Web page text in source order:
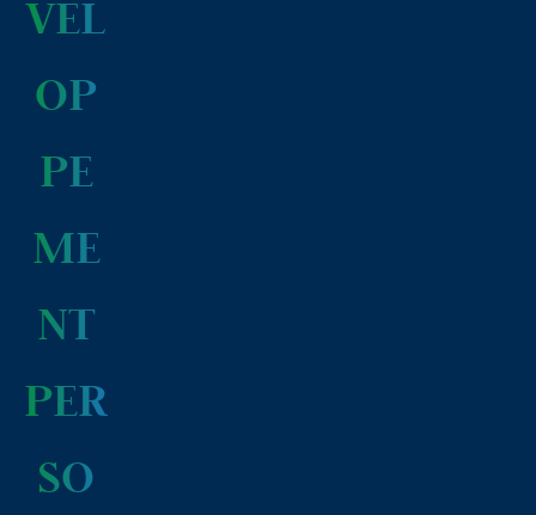
VEL
OP
PE
ME
NT
PER
SO